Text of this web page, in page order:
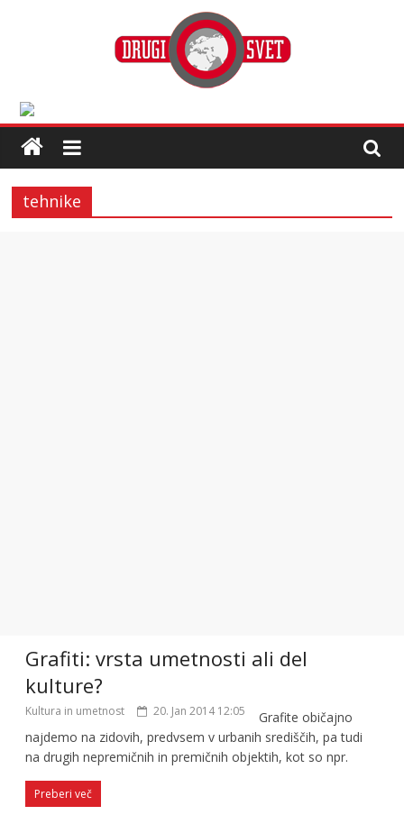
tehnike
Grafiti: vrsta umetnosti ali del
kulture?
Kultura in umetnost 20. Jan 2014 12:05
Grafite običajno
najdemo na zidovih, predvsem v urbanih središčih, pa tudi
na drugih nepremičnih in premičnih objektih, kot so npr.
Preberi več